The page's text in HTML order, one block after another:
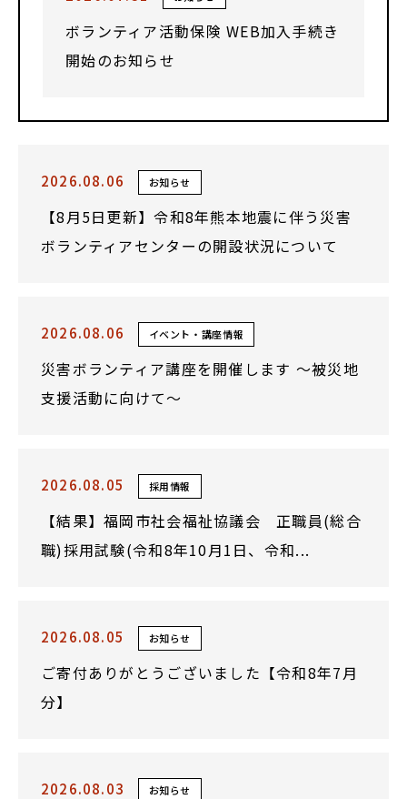
ボランティア活動保険 WEB加入手続き
開始のお知らせ
2026.08.06 お知らせ
【8月5日更新】令和8年熊本地震に伴う災害
ボランティアセンターの開設状況について
2026.08.06 イベント・講座情報
災害ボランティア講座を開催します ～被災地
支援活動に向けて～
2026.08.05 採用情報
【結果】福岡市社会福祉協議会 正職員(総合
職)採用試験(令和8年10月1日、令和...
2026.08.05 お知らせ
ご寄付ありがとうございました【令和8年7月
分】
2026.08.03 お知らせ